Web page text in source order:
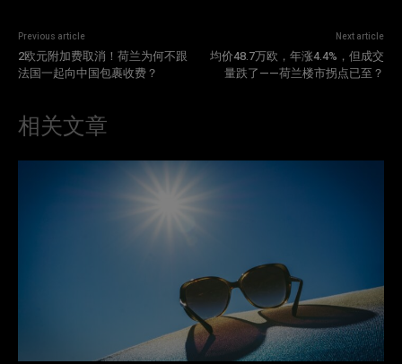
Previous article
2欧元附加费取消！荷兰为何不跟
法国一起向中国包裹收费？
Next article
均价48.7万欧，年涨4.4%，但成交
量跌了——荷兰楼市拐点已至？
相关文章